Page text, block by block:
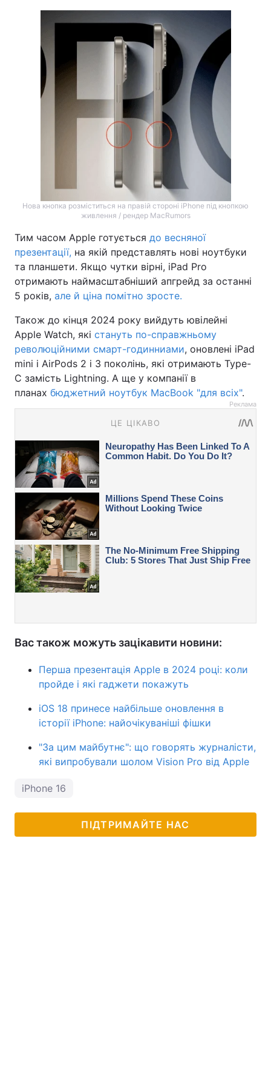
Нова кнопка розміститься на правій стороні iPhone під кнопкою
живлення / рендер MacRumors
Тим часом Apple готується до весняної
презентації, на якій представлять нові ноутбуки
та планшети. Якщо чутки вірні, iPad Pro
отримають наймасштабніший апгрейд за останні
5 років, але й ціна помітно зросте.
Також до кінця 2024 року вийдуть ювілейні
Apple Watch, які стануть по-справжньому
революційними смарт-годинниами, оновлені iPad
mini і AirPods 2 і 3 поколінь, які отримають Type-
C замість Lightning. А ще у компанії в
планах бюджетний ноутбук MacBook "для всіх".
Реклама
Вас також можуть зацікавити новини:
Перша презентація Apple в 2024 році: коли
пройде і які гаджети покажуть
iOS 18 принесе найбільше оновлення в
історії iPhone: найочікуваніші фішки
"За цим майбутнє": що говорять журналісти,
які випробували шолом Vision Pro від Apple
iPhone 16
ПІДТРИМАЙТЕ НАС